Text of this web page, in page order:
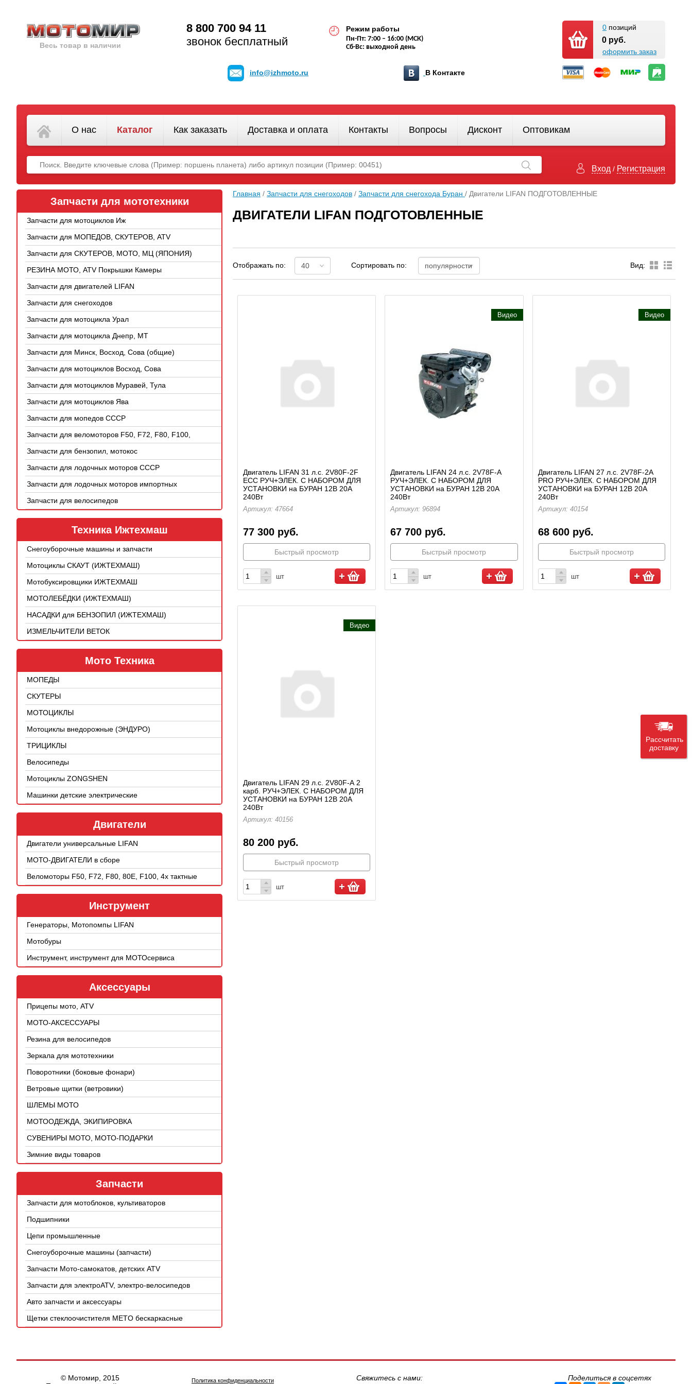
Весь товар в наличии
8 800 700 94 11
звонок бесплатный
Режим работы
Пн-Пт: 7:00 – 16:00 (МСК)
Сб-Вс: выходной день
0 позиций
0 руб.
оформить заказ
info@izhmoto.ru В Контакте
О нас Каталог Как заказать Доставка и оплата Контакты Вопросы Дисконт Оптовикам
Вход / Регистрация
Запчасти для мототехники
Запчасти для мотоциклов Иж
Запчасти для МОПЕДОВ, СКУТЕРОВ, ATV
(КИТАЙ)
Запчасти для СКУТЕРОВ, МОТО, МЦ (ЯПОНИЯ)
РЕЗИНА МОТО, ATV Покрышки Камеры
Запчасти для двигателей LIFAN
Запчасти для снегоходов
Запчасти для мотоцикла Урал
Запчасти для мотоцикла Днепр, МТ
Запчасти для Минск, Восход, Сова (общие)
Запчасти для мотоциклов Восход, Сова
Запчасти для мотоциклов Муравей, Тула
Запчасти для мотоциклов Ява
Запчасти для мопедов СССР
Запчасти для веломоторов F50, F72, F80, F100,
4Т
Запчасти для бензопил, мотокос
Запчасти для лодочных моторов СССР
Запчасти для лодочных моторов импортных
Запчасти для велосипедов
Техника Ижтехмаш
Снегоуборочные машины и запчасти
Мотоциклы СКАУТ (ИЖТЕХМАШ)
Мотобуксировщики ИЖТЕХМАШ
МОТОЛЕБЁДКИ (ИЖТЕХМАШ)
НАСАДКИ для БЕНЗОПИЛ (ИЖТЕХМАШ)
ИЗМЕЛЬЧИТЕЛИ ВЕТОК
Мото Техника
МОПЕДЫ
СКУТЕРЫ
МОТОЦИКЛЫ
Мотоциклы внедорожные (ЭНДУРО)
ТРИЦИКЛЫ
Велосипеды
Мотоциклы ZONGSHEN
Машинки детские электрические
Двигатели
Двигатели универсальные LIFAN
МОТО-ДВИГАТЕЛИ в сборе
Веломоторы F50, F72, F80, 80E, F100, 4х тактные
Инструмент
Генераторы, Мотопомпы LIFAN
Мотобуры
Инструмент, инструмент для МОТОсервиса
Аксессуары
Прицепы мото, ATV
МОТО-АКСЕССУАРЫ
Резина для велосипедов
Зеркала для мототехники
Поворотники (боковые фонари)
Ветровые щитки (ветровики)
ШЛЕМЫ МОТО
МОТООДЕЖДА, ЭКИПИРОВКА
СУВЕНИРЫ МОТО, МОТО-ПОДАРКИ
Зимние виды товаров
Запчасти
Запчасти для мотоблоков, культиваторов
Подшипники
Цепи промышленные
Снегоуборочные машины (запчасти)
Запчасти Мото-самокатов, детских ATV
Запчасти для электроATV, электро-велосипедов
Авто запчасти и аксессуары
Щетки стеклоочистителя METO бескаркасные
Главная / Запчасти для снегоходов / Запчасти для снегохода Буран / Двигатели LIFAN ПОДГОТОВЛЕННЫЕ
ДВИГАТЕЛИ LIFAN ПОДГОТОВЛЕННЫЕ
Вид:
Отображать по: Сортировать по:
Двигатель LIFAN 31 л.c. 2V80F-2F
ЕCC РУЧ+ЭЛЕК. С НАБОРОМ ДЛЯ
УСТАНОВКИ на БУРАН 12В 20А
240Вт
Артикул: 47664
77 300 руб.
Быстрый просмотр
шт
Видео
Двигатель LIFAN 24 л.с. 2V78F-А
РУЧ+ЭЛЕК. С НАБОРОМ ДЛЯ
УСТАНОВКИ на БУРАН 12В 20А
240Вт
Артикул: 96894
67 700 руб.
Быстрый просмотр
шт
Видео
Двигатель LIFAN 27 л.c. 2V78F-2A
PRO РУЧ+ЭЛЕК. С НАБОРОМ ДЛЯ
УСТАНОВКИ на БУРАН 12В 20А
240Вт
Артикул: 40154
68 600 руб.
Быстрый просмотр
шт
Видео
Двигатель LIFAN 29 л.с. 2V80F-А 2
карб. РУЧ+ЭЛЕК. С НАБОРОМ ДЛЯ
УСТАНОВКИ на БУРАН 12В 20А
240Вт
Артикул: 40156
80 200 руб.
Быстрый просмотр
шт
© Мотомир, 2015
Политика конфиденциальности Свяжитесь с нами: Поделиться в соцсетях
Рассчитать
доставку